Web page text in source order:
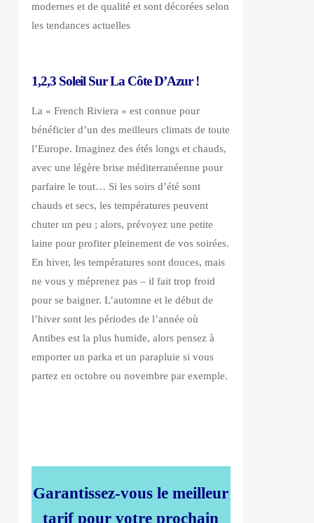
modernes et de qualité et sont décorées selon
les tendances actuelles
1,2,3 Soleil Sur La Côte D’Azur !
La « French Riviera » est connue pour
bénéficier d’un des meilleurs climats de toute
l’Europe. Imaginez des étés longs et chauds,
avec une légère brise méditerranéenne pour
parfaire le tout… Si les soirs d’été sont
chauds et secs, les températures peuvent
chuter un peu ; alors, prévoyez une petite
laine pour profiter pleinement de vos soirées.
En hiver, les températures sont douces, mais
ne vous y méprenez pas – il fait trop froid
pour se baigner. L’automne et le début de
l’hiver sont les périodes de l’année où
Antibes est la plus humide, alors pensez à
emporter un parka et un parapluie si vous
partez en octobre ou novembre par exemple.
Garantissez-vous le meilleur
tarif pour votre prochain